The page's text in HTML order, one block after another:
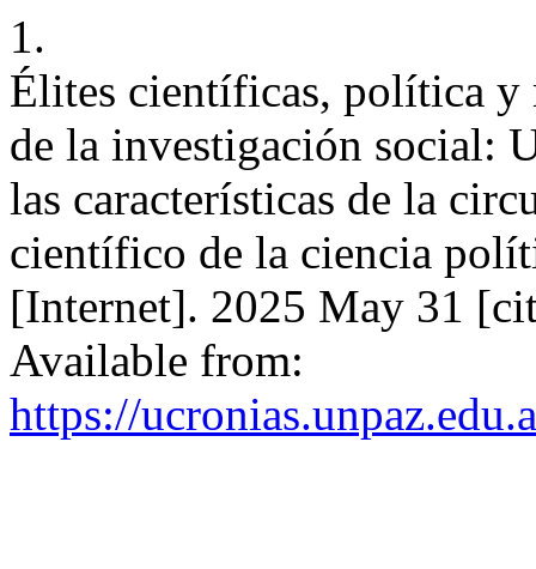
1.
Élites científicas, política
de la investigación social:
las características de la
científico de la ciencia
[Internet]. 2025 May 31
Available from:
https://